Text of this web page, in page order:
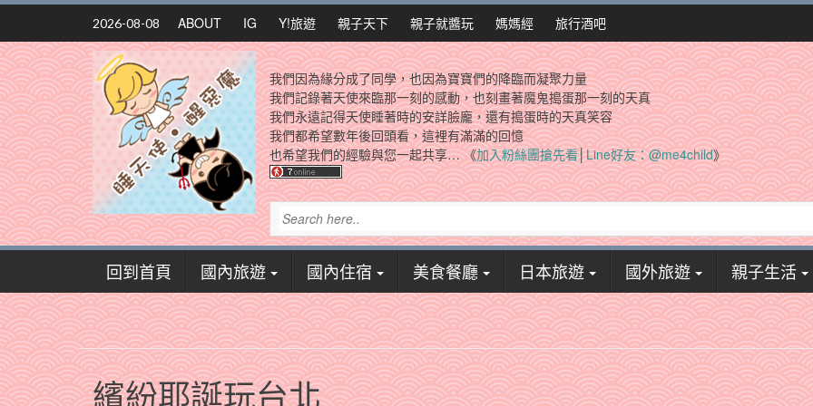
Skip
content
2026-08-08 ABOUT IG Y!旅遊 親子天下 親子就醬玩 媽媽經 旅行酒吧
我們因為緣分成了同學，也因為寶寶們的降臨而凝聚力量
我們記錄著天使來臨那一刻的感動，也刻畫著魔鬼搗蛋那一刻的天真
我們永遠記得天使睡著時的安詳臉龐，還有搗蛋時的天真笑容
我們都希望數年後回頭看，這裡有滿滿的回憶
也希望我們的經驗與您一起共享… 《加入粉絲團搶先看│Line好友：@me4child》
回到首頁 國內旅遊 國內住宿 美食餐廳 日本旅遊 國外旅遊 親子生活
繽紛耶誕玩台北